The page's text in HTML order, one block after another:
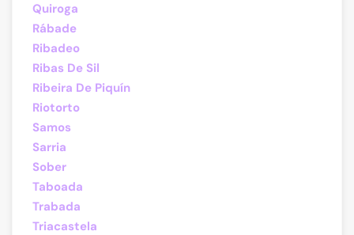
Quiroga
Rábade
Ribadeo
Ribas De Sil
Ribeira De Piquín
Riotorto
Samos
Sarria
Sober
Taboada
Trabada
Triacastela